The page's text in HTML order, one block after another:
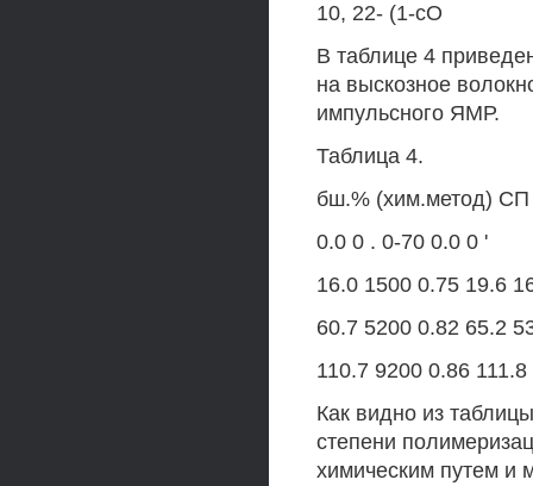
10, 22- (1-сО
В таблице 4
на выскозное
импульсного ЯМР.
Таблица 4.
бш.% (хим.метод)
0.0 0 . 0-70 0.0 0 '
16.0 1500 0.75 19.6
60.7 5200 0.82 65.2
110.7 9200 0.86 111.8
Как видно из
степени
химическим путем и